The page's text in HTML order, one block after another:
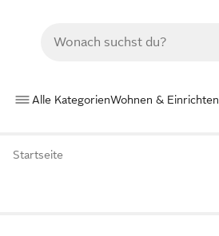
Alle KategorienWohnen & Einrichten
Startseite